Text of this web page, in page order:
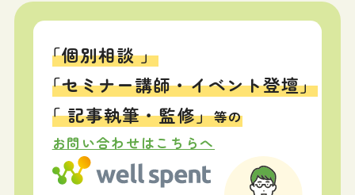
「個別相談 」
「セミナー講師・イベント登壇」
「 記事執筆・監修」等の
お問い合わせはこちらへ